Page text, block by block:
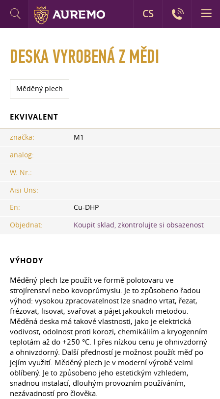
DESKA VYROBENÁ Z MĚDI
Měděný plech
EKVIVALENT
značka:
M1
analog:
W. Nr.:
Aisi Uns:
En:
Cu-DHP
Objednat:
Koupit sklad, zkontrolujte si obsazenost
VÝHODY
Měděný plech lze použít ve formě polotovaru ve
strojírenství nebo kovoprůmyslu. Je to způsobeno řadou
výhod: vysokou zpracovatelnost lze snadno vrtat, řezat,
frézovat, lisovat, svařovat a pájet jakoukoli metodou.
Měděná deska má takové vlastnosti, jako je elektrická
vodivost, odolnost proti korozi, chemikáliím a kryogenním
teplotám až do +250 °С. I přes nízkou cenu je ohnivzdorný
a ohnivzdorný. Další předností je možnost použít měď po
jejím využití. Měděný plech je v moderní výrobě velmi
oblíbený. Je to způsobeno jeho estetickým vzhledem,
snadnou instalací, dlouhým provozním používáním,
nezávadností pro člověka.
CS